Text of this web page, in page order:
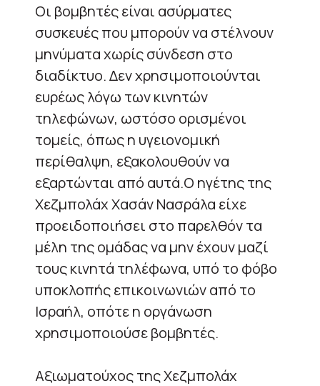
Οι βομβητές είναι ασύρματες
συσκευές που μπορούν να στέλνουν
μηνύματα χωρίς σύνδεση στο
διαδίκτυο. Δεν χρησιμοποιούνται
ευρέως λόγω των κινητών
τηλεφώνων, ωστόσο ορισμένοι
τομείς, όπως η υγειονομική
περίθαλψη, εξακολουθούν να
εξαρτώνται από αυτά.Ο ηγέτης της
Χεζμπολάχ Χασάν Νασράλα είχε
προειδοποιήσει στο παρελθόν τα
μέλη της ομάδας να μην έχουν μαζί
τους κινητά τηλέφωνα, υπό το φόβο
υποκλοπής επικοινωνιών από το
Ισραήλ, οπότε η οργάνωση
χρησιμοποιούσε βομβητές.
Αξιωματούχος της Χεζμπολάχ